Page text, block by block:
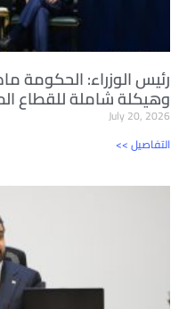
رئيس الوزراء: الحكومة
وهيكلة شاملة للقطاع
July 20, 2026
<< التفاصيل